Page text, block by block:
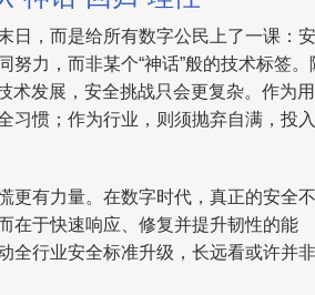
日，而是给所有数字公民上了一课：安
努力，而非某个“神话”般的技术标签。
术发展，安全挑战只会更复杂。作为用
习惯；作为行业，则须抛弃自满，投入
更有力量。在数字时代，真正的安全不
在于快速响应、修复并提升韧性的能
全行业安全标准升级，长远看或许并非